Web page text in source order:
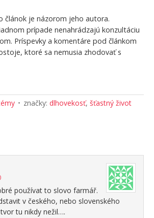
článok je názorom jeho autora.
prípade nenahrádzajú konzultáciu
Príspevky a komentáre pod článkom
ktoré sa nemusia zhodovať s
značky: dlhovekosť, šťastný život
používat to slovo farmář.
v českého, nebo slovenského
tu nikdy nežil….